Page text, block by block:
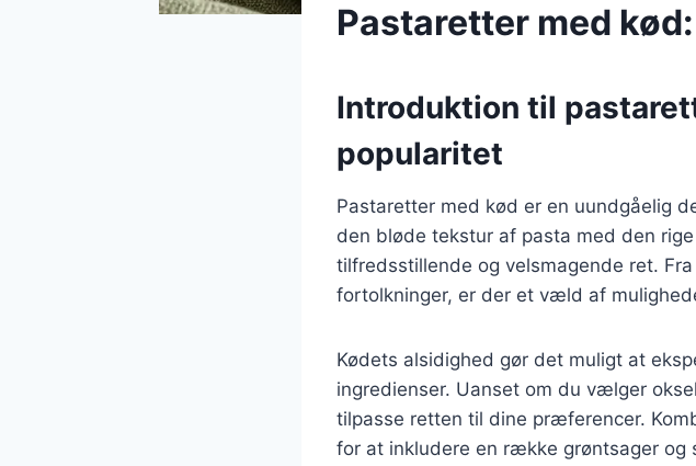
Pastaretter med
Introduktion til
popularitet
Pastaretter med kød er en uundgåelig
den bløde tekstur af pasta med den
tilfredsstillende og velsmagende ret.
fortolkninger, er der et væld af
Kødets alsidighed gør det muligt at
ingredienser. Uanset om du vælger
tilpasse retten til dine præferencer.
for at inkludere en række grøntsager